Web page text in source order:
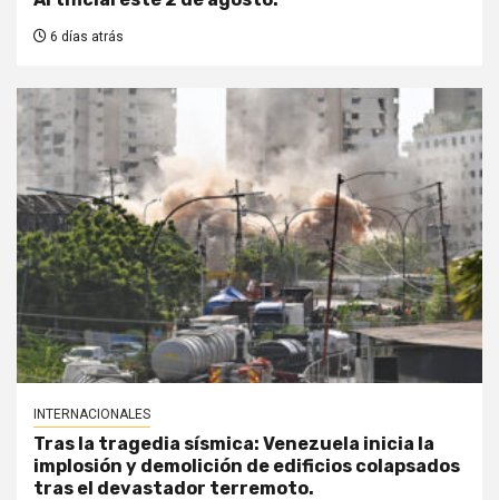
6 días atrás
INTERNACIONALES
Tras la tragedia sísmica: Venezuela inicia la
implosión y demolición de edificios colapsados
tras el devastador terremoto.